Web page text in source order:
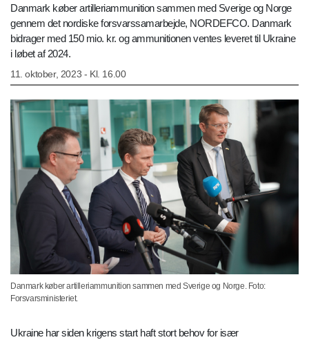
Danmark køber artilleriammunition sammen med Sverige og Norge
gennem det nordiske forsvarssamarbejde, NORDEFCO. Danmark
bidrager med 150 mio. kr. og ammunitionen ventes leveret til Ukraine
i løbet af 2024.
11. oktober, 2023 - Kl. 16.00
Danmark køber artilleriammunition sammen med Sverige og Norge. Foto:
Forsvarsministeriet.
Ukraine har siden krigens start haft stort behov for især